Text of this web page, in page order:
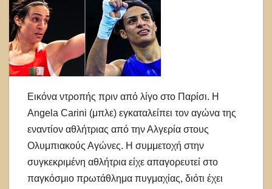
Εικόνα ντροπής πριν από λίγο στο Παρίσι. Η
Angela Carini (μπλε) εγκαταλείπει τον αγώνα της
εναντίον αθλήτριας από την Αλγερία στους
Ολυμπιακούς Αγώνες. Η συμμετοχή στην
συγκεκριμένη αθλήτρια είχε απαγορευτεί στο
παγκόσμιο πρωτάθλημα πυγμαχίας, διότι έχει